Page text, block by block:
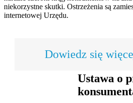
niekorzystne skutki. Ostrzeżenia są
internetowej Urzędu.
Dowiedz się
Ustawa o